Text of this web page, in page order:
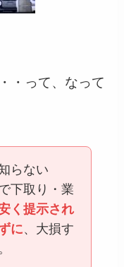
・って、なって
らない
下取り・業
く提示され
に、大損す